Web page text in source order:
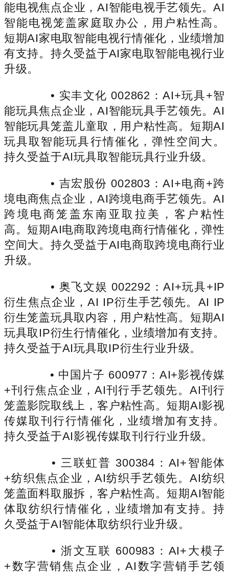
能电视焦点企业，AI智能电视手艺领先。AI
智能电视笼盖家庭取办公，用户粘性高。
短期AI家电取智能电视行情催化，业绩增加
有支持。持久受益于AI家电取智能电视行业
升级。
• 实丰文化 002862：AI+玩具+智
能玩具焦点企业，AI智能玩具手艺领先。AI
智能玩具笼盖儿童取，用户粘性高。短期AI
玩具取智能玩具行情催化，弹性空间大。
持久受益于AI玩具取智能玩具行业升级。
• 吉宏股份 002803：AI+电商+跨
境电商焦点企业，AI跨境电商手艺领先。AI
跨境电商笼盖东南亚取拉美，客户粘性
高。短期AI电商取跨境电商行情催化，弹性
空间大。持久受益于AI电商取跨境电商行业
升级。
• 奥飞文娱 002292：AI+玩具+IP
衍生焦点企业，AI IP衍生手艺领先。AI IP
衍生笼盖玩具取内容，用户粘性高。短期AI
玩具取IP衍生行情催化，业绩增加有支持。
持久受益于AI玩具取IP衍生行业升级。
• 中国片子 600977：AI+影视传媒
+刊行焦点企业，AI刊行手艺领先。AI刊行
笼盖影院取线上，客户粘性高。短期AI影视
传媒取刊行行情催化，业绩增加有支持。
持久受益于AI影视传媒取刊行行业升级。
• 三联虹普 300384：AI+智能体
+纺织焦点企业，AI纺织手艺领先。AI纺织
笼盖面料取服拆，客户粘性高。短期AI智能
体取纺织行情催化，业绩增加有支持。持
久受益于AI智能体取纺织行业升级。
• 浙文互联 600983：AI+大模子
+数字营销焦点企业，AI数字营销手艺领